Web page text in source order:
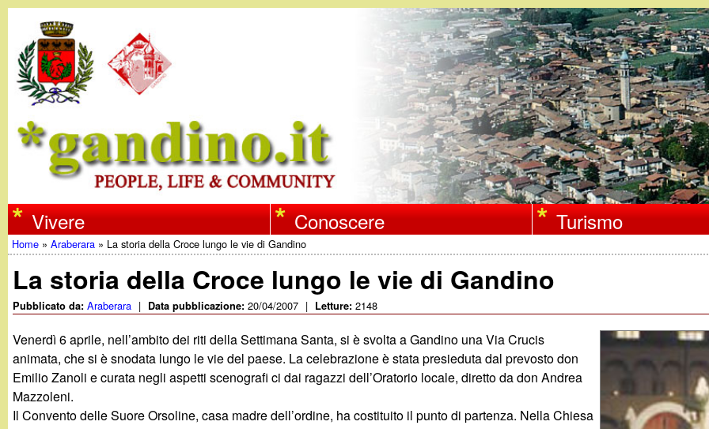
Salta
al
contenuto
principale
w
w
w
.
g
a
Vivere Conoscere Turismo
Tu
sei
Home »Araberara » La storia della Croce lungo le vie di Gandino
La storia della Croce lungo le vie di Gandino
Pubblicato da:Araberara | Data pubblicazione:20/04/2007 | Letture:2148
Venerdì 6 aprile, nell’ambito dei riti della Settimana Santa, si è svolta a Gandino una Via Crucis
animata, che si è snodata lungo le vie del paese. La celebrazione è stata presieduta dal prevosto don
Emilio Zanoli e curata negli aspetti scenografi ci dai ragazzi dell’Oratorio locale, diretto da don Andrea
Mazzoleni.
Il Convento delle Suore Orsoline, casa madre dell’ordine, ha costituito il punto di partenza. Nella Chiesa